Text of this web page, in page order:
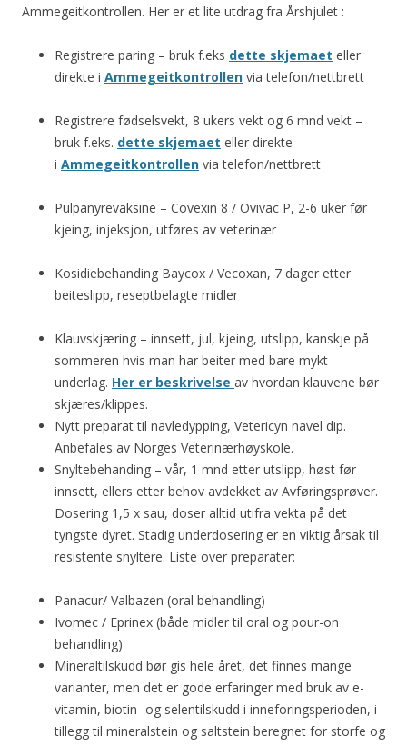
Ammegeitkontrollen. Her er et lite utdrag fra Årshjulet :
Registrere paring – bruk f.eks dette skjemaet eller
direkte i Ammegeitkontrollen via telefon/nettbrett
Registrere fødselsvekt, 8 ukers vekt og 6 mnd vekt –
bruk f.eks. dette skjemaet eller direkte
i Ammegeitkontrollen via telefon/nettbrett
Pulpanyrevaksine – Covexin 8 / Ovivac P, 2-6 uker før
kjeing, injeksjon, utføres av veterinær
Kosidiebehanding Baycox / Vecoxan, 7 dager etter
beiteslipp, reseptbelagte midler
Klauvskjæring – innsett, jul, kjeing, utslipp, kanskje på
sommeren hvis man har beiter med bare mykt
underlag. Her er beskrivelse av hvordan klauvene bør
skjæres/klippes.
Nytt preparat til navledypping, Vetericyn navel dip.
Anbefales av Norges Veterinærhøyskole.
Snyltebehanding – vår, 1 mnd etter utslipp, høst før
innsett, ellers etter behov avdekket av Avføringsprøver.
Dosering 1,5 x sau, doser alltid utifra vekta på det
tyngste dyret. Stadig underdosering er en viktig årsak til
resistente snyltere. Liste over preparater:
Panacur/ Valbazen (oral behandling)
Ivomec / Eprinex (både midler til oral og pour-on
behandling)
Mineraltilskudd bør gis hele året, det finnes mange
varianter, men det er gode erfaringer med bruk av e-
vitamin, biotin- og selentilskudd i inneforingsperioden, i
tillegg til mineralstein og saltstein beregnet for storfe og